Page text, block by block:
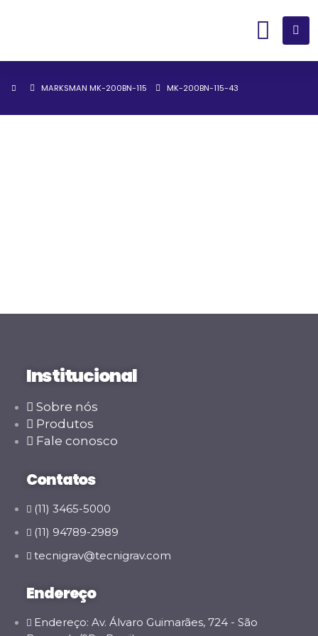
MARKSMAN MK-200BN-115 MK-200BN-115-43
Institucional
Sobre nós
Produtos
Fale conosco
Contatos
(11) 3465-5000
(11) 94789-2989
tecnigrav@tecnigrav.com
Endereço
Endereço: Av. Álvaro Guimarães, 724 - São